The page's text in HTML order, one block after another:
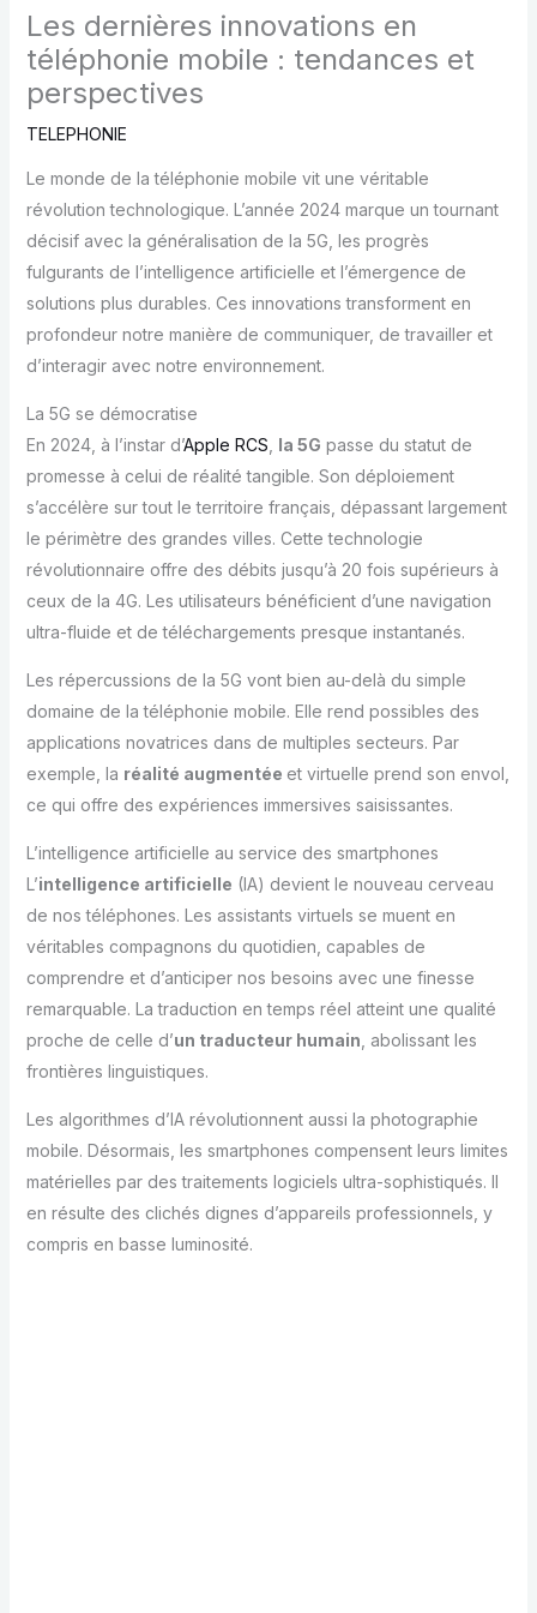
Les dernières innovations en
téléphonie mobile : tendances et
perspectives
TELEPHONIE
Le monde de la téléphonie mobile vit une véritable
révolution technologique. L’année 2024 marque un tournant
décisif avec la généralisation de la 5G, les progrès
fulgurants de l’intelligence artificielle et l’émergence de
solutions plus durables. Ces innovations transforment en
profondeur notre manière de communiquer, de travailler et
d’interagir avec notre environnement.
La 5G se démocratise
En 2024, à l’instar d’Apple RCS la 5G passe du statut de
promesse à celui de réalité tangible. Son déploiement
s’accélère sur tout le territoire français, dépassant largement
le périmètre des grandes villes. Cette technologie
révolutionnaire offre des débits jusqu’à 20 fois supérieurs à
ceux de la 4G. Les utilisateurs bénéficient d’une navigation
ultra-fluide et de téléchargements presque instantanés.
Les répercussions de la 5G vont bien au-delà du simple
domaine de la téléphonie mobile. Elle rend possibles des
applications novatrices dans de multiples secteurs. Par
exemple, la réalité augmentée et virtuelle prend son envol,
ce qui offre des expériences immersives saisissantes.
L’intelligence artificielle au service des smartphones
L’intelligence artificielle (IA) devient le nouveau cerveau
de nos téléphones. Les assistants virtuels se muent en
véritables compagnons du quotidien, capables de
comprendre et d’anticiper nos besoins avec une finesse
remarquable. La traduction en temps réel atteint une qualité
proche de celle d’un traducteur humain , abolissant les
frontières linguistiques.
Les algorithmes d’IA révolutionnent aussi la photographie
mobile. Désormais, les smartphones compensent leurs limites
matérielles par des traitements logiciels ultra-sophistiqués. Il
en résulte des clichés dignes d’appareils professionnels, y
compris en basse luminosité.